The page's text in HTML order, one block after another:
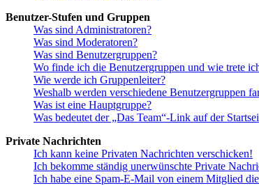
Benutzer-Stufen und Gruppen
Was sind Administratoren?
Was sind Moderatoren?
Was sind Benutzergruppen?
Wo finde ich die Benutzergruppen und wie trete
Wie werde ich Gruppenleiter?
Weshalb werden verschiedene Benutzergruppen
Was ist eine Hauptgruppe?
Was bedeutet der „Das Team“-Link auf der
Private Nachrichten
Ich kann keine Privaten Nachrichten verschicken!
Ich bekomme ständig unerwünschte Private
Ich habe eine Spam-E-Mail von einem Mitglied